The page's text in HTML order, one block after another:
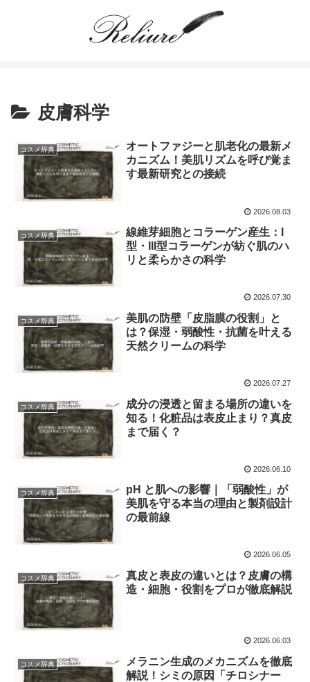
皮膚科学
コスメ辞典
オートファジーと肌老化の最新メ
カニズム！美肌リズムを呼び覚ま
す最新研究との接続
2026.08.03
コスメ辞典
線維芽細胞とコラーゲン産生：I
型・III型コラーゲンが紡ぐ肌のハ
リと柔らかさの科学
2026.07.30
コスメ辞典
美肌の防壁「皮脂膜の役割」と
は？保湿・弱酸性・抗菌を叶える
天然クリームの科学
2026.07.27
コスメ辞典
成分の浸透と留まる場所の違いを
知る！化粧品は表皮止まり？真皮
まで届く？
2026.06.10
コスメ辞典
pH と肌への影響｜「弱酸性」が
美肌を守る本当の理由と製剤設計
の最前線
2026.06.05
コスメ辞典
真皮と表皮の違いとは？皮膚の構
造・細胞・役割をプロが徹底解説
2026.06.03
コスメ辞典
メラニン生成のメカニズムを徹底
解説！シミの原因「チロシナー